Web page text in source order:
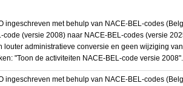
ingeschreven met behulp van NACE-BEL-codes
code (versie 2008) naar NACE-BEL-codes (versie
louter administratieve conversie en geen wijziging
"Toon de activiteiten NACE-BEL-code versie 2008".
ingeschreven met behulp van NACE-BEL-codes